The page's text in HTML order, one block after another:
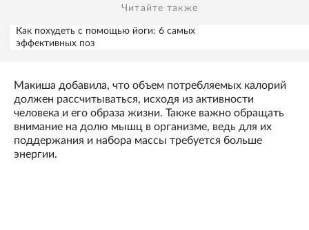
Читайте также
Как похудеть с помощью йоги: 6 самых
эффективных поз
Макиша добавила, что объем потребляемых калорий
должен рассчитываться, исходя из активности
человека и его образа жизни. Также важно обращать
внимание на долю мышц в организме, ведь для их
поддержания и набора массы требуется больше
энергии.